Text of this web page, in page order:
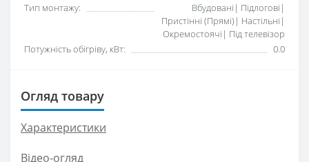
Тип монтажу:
Вбудовані| Підлогові|
Пристінні (Прямі)| Настільні|
Окремостоячі| Під телевізор
Потужність обігріву, кВт:
0.0
Огляд товару
Характеристики
Відео-огляд